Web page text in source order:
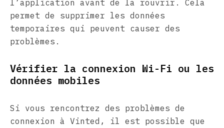
l’application avant de la rouvrir. Cela
permet de supprimer les données
temporaires qui peuvent causer des
problèmes.
Vérifier la connexion Wi-Fi ou les
données mobiles
Si vous rencontrez des problèmes de
connexion à Vinted, il est possible que